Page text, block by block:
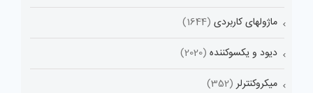
ماژولهای کاربردی (1644)
دیود و یکسوکننده (2020)
میکروکنترلر (352)